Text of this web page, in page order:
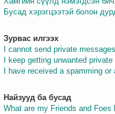
Бусад хэрэгцээтэй болон
Зурвас илгээх
I cannot send private
I keep getting unwanted
I have received a spamming
Найзууд ба бусад
What are my Friends and Foes